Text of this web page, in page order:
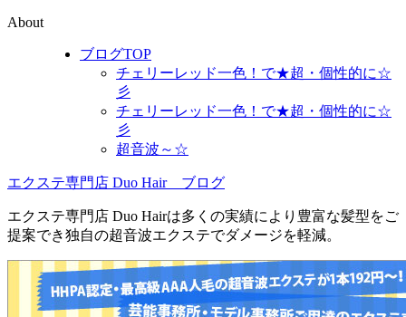
About
ブログTOP
チェリーレッド一色！で★超・個性的に☆
彡
チェリーレッド一色！で★超・個性的に☆
彡
超音波～☆
エクステ専門店 Duo Hair ブログ
エクステ専門店 Duo Hairは多くの実績により豊富な髪型をご
提案でき独自の超音波エクステでダメージを軽減。